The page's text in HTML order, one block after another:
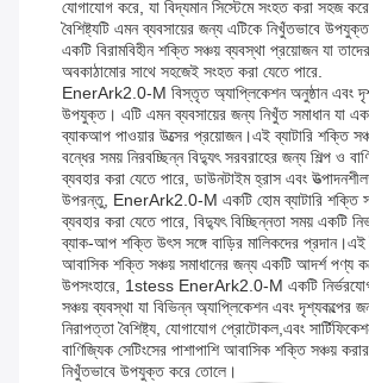
যোগাযোগ করে, যা বিদ্যমান সিস্টেমে সংহত করা সহজ
বৈশিষ্ট্যটি এমন ব্যবসায়ের জন্য এটিকে নিখুঁতভাবে
একটি বিরামবিহীন শক্তি সঞ্চয় ব্যবস্থা প্রয়োজন যা
অবকাঠামোর সাথে সহজেই সংহত করা যেতে পারে.
EnerArk2.0-M বিস্তৃত অ্যাপ্লিকেশন অনুষ্ঠান এবং
উপযুক্ত। এটি এমন ব্যবসায়ের জন্য নিখুঁত সমাধান যা
ব্যাকআপ পাওয়ার উত্সের প্রয়োজন।এই ব্যাটারি শক্তি
বন্ধের সময় নিরবচ্ছিন্ন বিদ্যুৎ সরবরাহের জন্য শিল্প ও
ব্যবহার করা যেতে পারে, ডাউনটাইম হ্রাস এবং
উপরন্তু, EnerArk2.0-M একটি হোম ব্যাটারি শক্তি
ব্যবহার করা যেতে পারে, বিদ্যুৎ বিচ্ছিন্নতা সময় একটি
ব্যাক-আপ শক্তি উৎস সঙ্গে বাড়ির মালিকদের প্রদান।এই
আবাসিক শক্তি সঞ্চয় সমাধানের জন্য একটি আদর্শ পণ্য
উপসংহারে, 1stess EnerArk2.0-M একটি
সঞ্চয় ব্যবস্থা যা বিভিন্ন অ্যাপ্লিকেশন এবং
নিরাপত্তা বৈশিষ্ট্য, যোগাযোগ প্রোটোকল,এবং
বাণিজ্যিক সেটিংসের পাশাপাশি আবাসিক শক্তি সঞ্চয়
নিখুঁতভাবে উপযুক্ত করে তোলে।